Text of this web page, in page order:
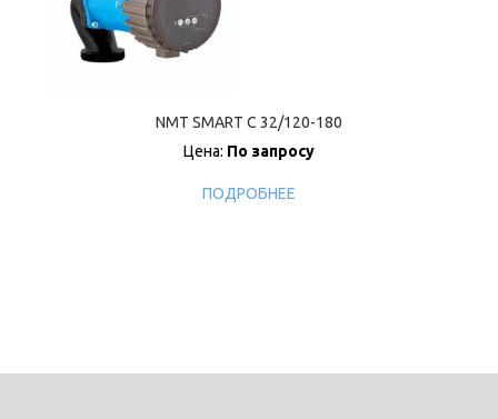
NMT SMART C 32/120-180
Цена: По запросу
ПОДРОБНЕЕ